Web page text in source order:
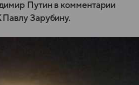
Путин в комментарии
Зарубину.